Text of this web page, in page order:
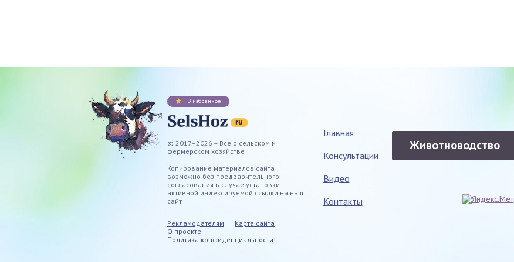
© 2017–2026 – Все о сельском и
фермерском хозяйстве
Копирование материалов сайта
возможно без предварительного
согласования в случае установки
активной индексируемой ссылки на наш
сайт
В избранное
Рекламодателям
Карта сайта
О проекте
Политика конфиденциальности
Главная
Консультации
Видео
Контакты
Животноводство